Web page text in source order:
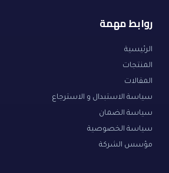
روابط مهمة
الرئيسية
المنتجات
المقالات
سياسة الاستبدال و الاسترجاع
سياسة الضمان
سياسة الخصوصية
مؤسس الشركة